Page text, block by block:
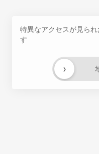
特異なアクセスが見ら
す
›